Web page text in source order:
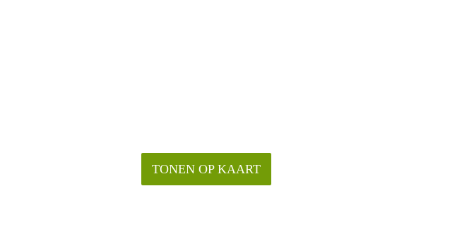
TONEN OP KAART